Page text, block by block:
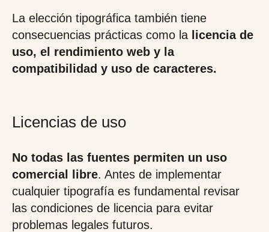
La elección tipográfica también tiene
consecuencias prácticas como la licencia de
uso, el rendimiento web y la
compatibilidad y uso de caracteres.
Licencias de uso
No todas las fuentes permiten un uso
comercial libre. Antes de implementar
cualquier tipografía es fundamental revisar
las condiciones de licencia para evitar
problemas legales futuros.